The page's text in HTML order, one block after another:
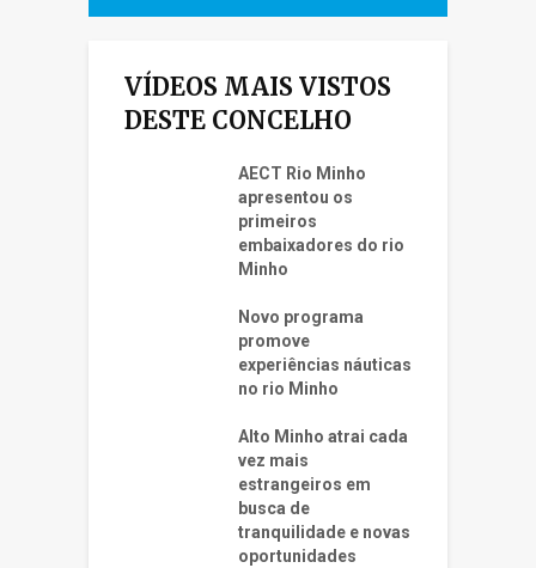
VÍDEOS MAIS VISTOS
DESTE CONCELHO
AECT Rio Minho
apresentou os
primeiros
embaixadores do rio
Minho
Novo programa
promove
experiências náuticas
no rio Minho
Alto Minho atrai cada
vez mais
estrangeiros em
busca de
tranquilidade e novas
oportunidades